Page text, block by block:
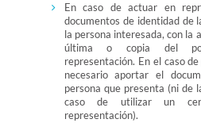
En caso de actuar en
documentos de identidad de
la persona interesada, con la
última o copia del
representación. En el caso
necesario aportar el
persona que presenta (ni de
caso de utilizar un
representación).